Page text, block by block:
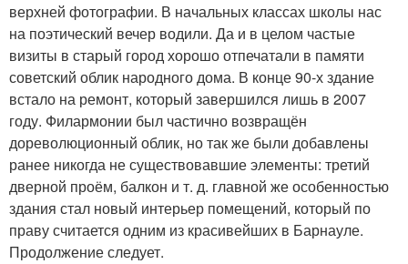
верхней фотографии. В начальных классах школы нас
на поэтический вечер водили. Да и в целом частые
визиты в старый город хорошо отпечатали в памяти
советский облик народного дома. В конце 90-х здание
встало на ремонт, который завершился лишь в 2007
году. Филармонии был частично возвращён
дореволюционный облик, но так же были добавлены
ранее никогда не существовавшие элементы: третий
дверной проём, балкон и т. д. главной же особенностью
здания стал новый интерьер помещений, который по
праву считается одним из красивейших в Барнауле.
Продолжение следует.